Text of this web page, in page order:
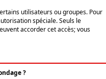
utilisateurs ou groupes. Pour
spéciale. Seuls le
accorder cet accès; vous
?